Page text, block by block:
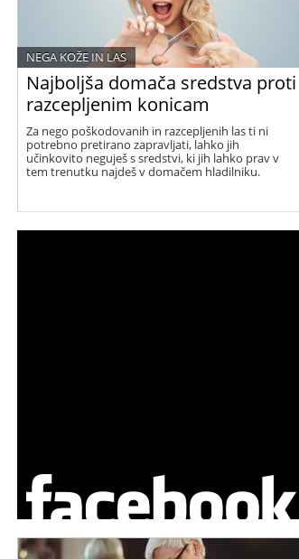
Najboljša domača sredstva proti
razcepljenim konicam
NEGA KOŽE IN LAS
Za nego poškodovanih in razcepljenih las ti ni
potrebno pretirano zapravljati, lahko jih
učinkovito neguješ s sredstvi, ki jih lahko prav v
tem trenutku najdeš v domačem hladilniku.